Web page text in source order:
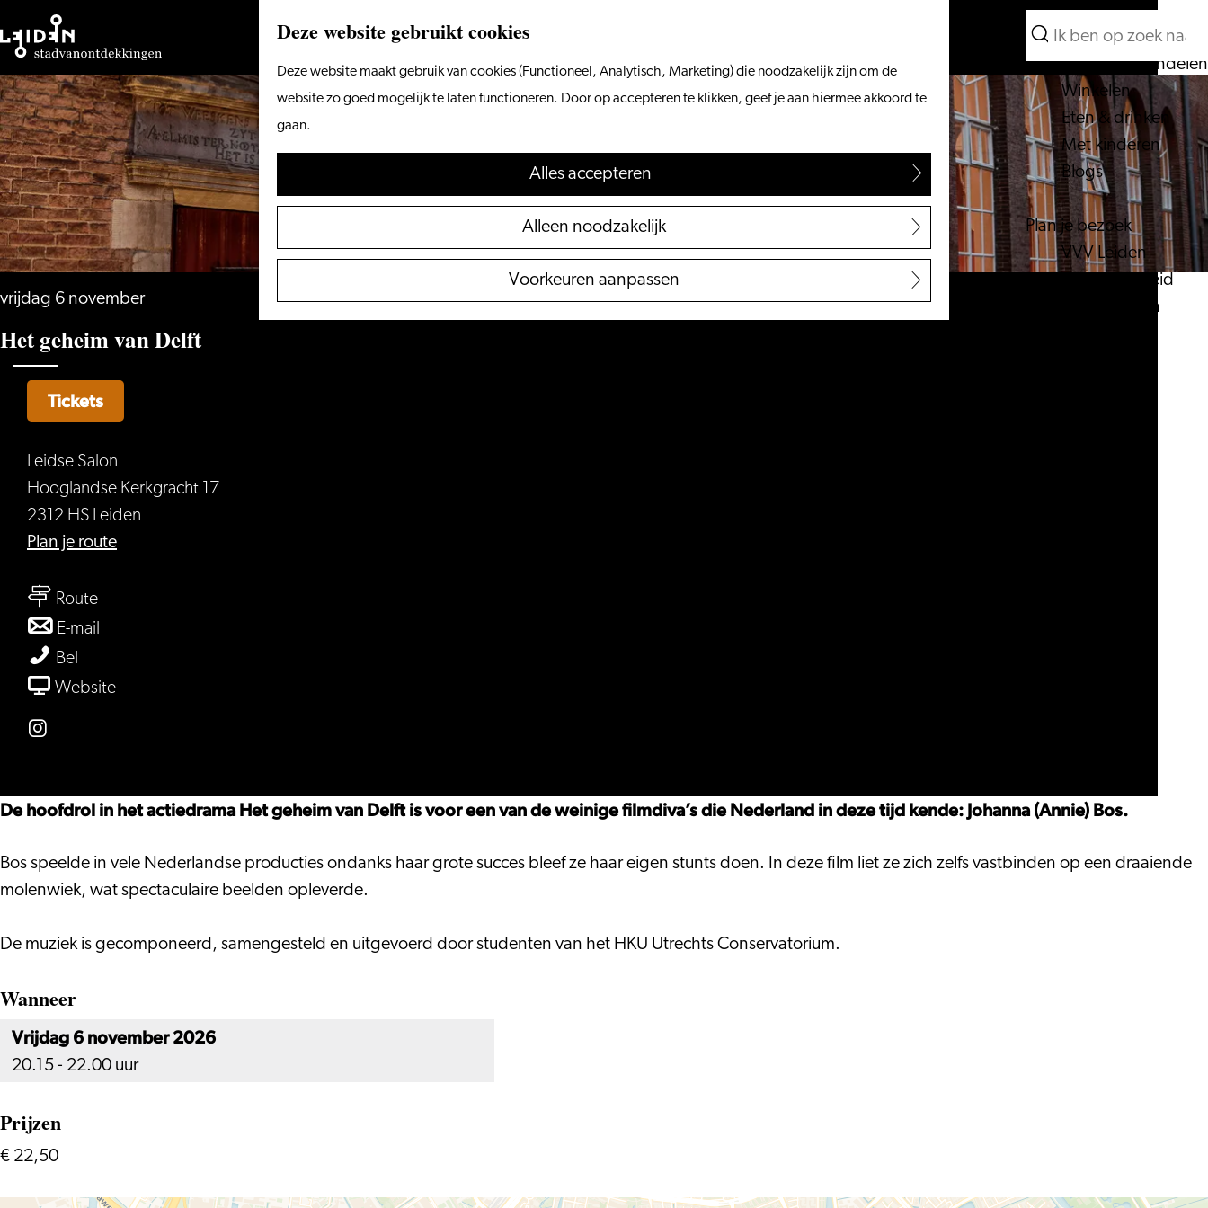
Deze website gebruikt cookies
Deze website maakt gebruik van cookies (Functioneel, Analytisch, Marketing) die noodzakelijk zijn om de
website zo goed mogelijk te laten functioneren. Door op accepteren te klikken, geef je aan hiermee akkoord te
gaan.
Alles accepteren
Alleen noodzakelijk
Voorkeuren aanpassen
Ga
naar
de
homepage
Menu
Zoeken
Wat te doen
Vanaf het water
Fietsen & wandelen
Winkelen
Eten & drinken
Met kinderen
Blogs
Plan je bezoek
VVV Leiden
Bereikbaarheid
Overnachten
Zoeken
vrijdag 6 november
Het geheim van Delft
Leidse Salon
Hooglandse Kerkgracht 17
2312 HS Leiden
Plan je routenaar
Routenaar
Het
van
E-mail
geheim
Bel
geheim
Websitevan
Delft
Instagram
geheim
van
Tickets
De hoofdrol in het actiedrama Het geheim van Delft is voor een van de weinige filmdiva’s die Nederland in deze tijd kende: Johanna (Annie) Bos.
Bos speelde in vele Nederlandse producties ondanks haar grote succes bleef ze haar eigen stunts doen. In deze film liet ze zich zelfs vastbinden op een draaiende
molenwiek, wat spectaculaire beelden opleverde.
De muziek is gecomponeerd, samengesteld en uitgevoerd door studenten van het HKU Utrechts Conservatorium.
Wanneer
Vrijdag 6 november 2026
20.15 - 22.00 uur
Prijzen
€ 22,50